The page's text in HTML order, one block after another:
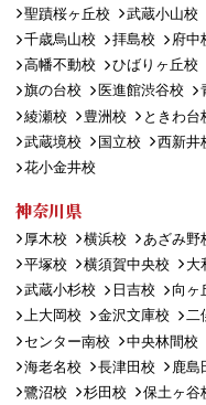
聖蹟桜ヶ丘校
武蔵小山校
千歳烏山校
拝島校 府中
高幡不動校
ひばりヶ丘校
旗の台校
医進館渋谷校
綾瀬校
豊洲校 ときわ台
武蔵境校
国立校 西新井
花小金井校
神奈川県
厚木校 横浜校 あざみ野
平塚校
横須賀中央校 大
武蔵小杉校
日吉校 向ヶ
上大岡校
金沢文庫校 二
センター南校
中央林間校
海老名校
長津田校 鹿島
鷺沼校
杉田校 保土ヶ谷